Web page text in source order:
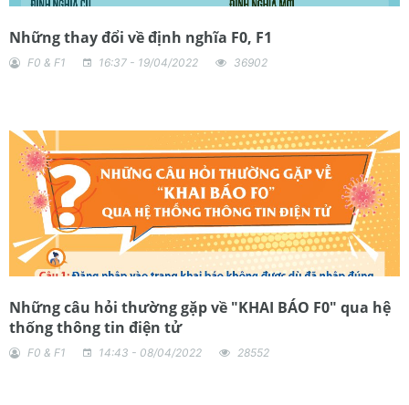
Những thay đổi về định nghĩa F0, F1
F0 & F1 16:37 - 19/04/2022 36902
Những câu hỏi thường gặp về "KHAI BÁO F0" qua hệ
thống thông tin điện tử
F0 & F1 14:43 - 08/04/2022 28552